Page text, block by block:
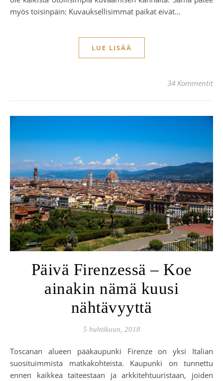
myös toisinpäin: Kuvauksellisimmat paikat eivät…
LUE LISÄÄ
34 Kommentit
Päivä Firenzessä – Koe
ainakin nämä kuusi
nähtävyyttä
5 huhtikuun, 2018
Toscanan alueen pääkaupunki Firenze on yksi Italian
suosituimmista matkakohteista. Kaupunki on tunnettu
ennen kaikkea taiteestaan ja arkkitehtuuristaan, joiden